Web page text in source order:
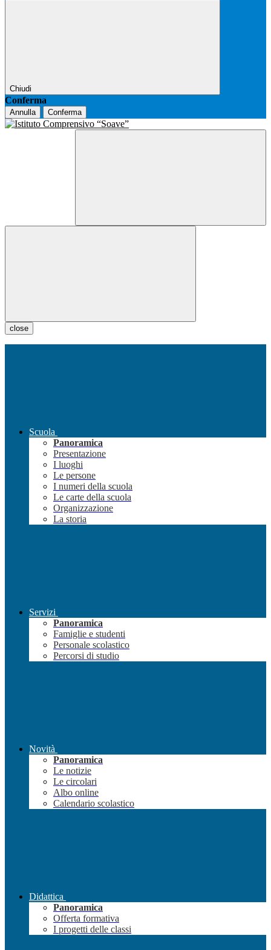
Chiudi
Conferma
Annulla Conferma
close
Scuola
Panoramica
Presentazione
I luoghi
Le persone
I numeri della scuola
Le carte della scuola
Organizzazione
La storia
Servizi
Panoramica
Famiglie e studenti
Personale scolastico
Percorsi di studio
Novità
Panoramica
Le notizie
Le circolari
Albo online
Calendario scolastico
Didattica
Panoramica
Offerta formativa
I progetti delle classi